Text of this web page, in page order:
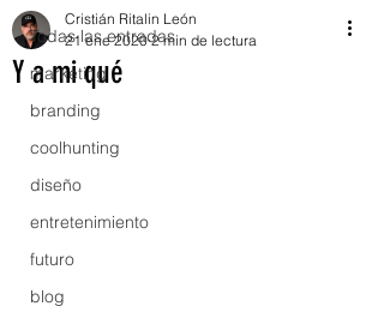
Todas las entradas
marketing
branding
coolhunting
diseño
entretenimiento
futuro
blog
Y a mi qué
Cristián Ritalin León
21 ene 2020 2 min de lectura